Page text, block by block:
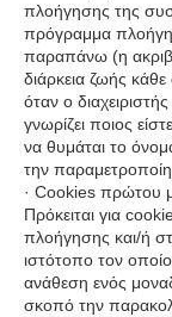
πλοήγησης της
πρόγραμμα
παραπάνω (η
διάρκεια ζωής
όταν ο
γνωρίζει ποιος
να θυμάται το
την
· Cookies πρώτου
Πρόκειται για
πλοήγησης και/ή
ιστότοπο τον
ανάθεση ενός
σκοπό την